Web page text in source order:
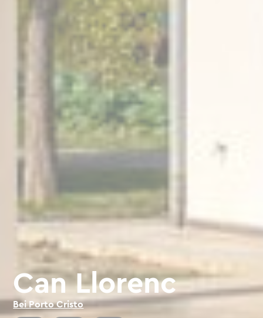
Can Llorenc
Bei Porto Cristo